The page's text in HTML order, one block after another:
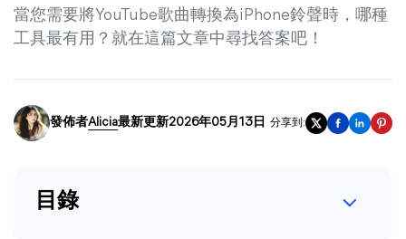
當您需要將YouTube歌曲轉換為iPhone鈴聲時，哪種
工具最有用？就在這篇文章中尋找答案吧！
發佈者Alicia最新更新2026年05月13日 分享到:
目錄